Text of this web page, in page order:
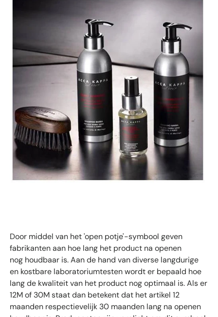
Door middel van het 'open potje'-symbool geven
fabrikanten aan hoe lang het product na openen
nog houdbaar is. Aan de hand van diverse langdurige
en kostbare laboratoriumtesten wordt er bepaald hoe
lang de kwaliteit van het product nog optimaal is. Als er
12M of 30M staat dan betekent dat het artikel 12
maanden respectievelijk 30 maanden lang na openen